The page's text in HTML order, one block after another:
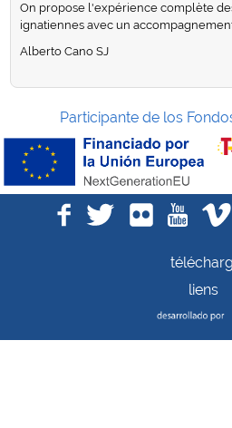
On propose l'expérience complète
ignatiennes avec un
Alberto Cano SJ
Participante de los
liens